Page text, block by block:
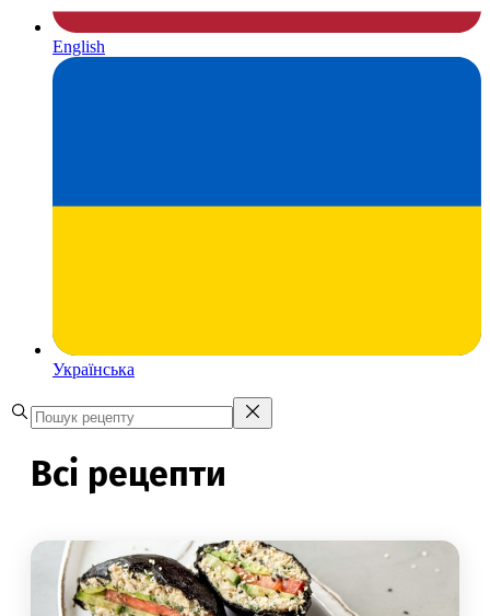
English
Українська
Всі рецепти